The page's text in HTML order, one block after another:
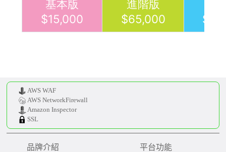
AWS WAF
AWS NetworkFirewall
Amazon Inspector
SSL
品牌介紹
平台功能